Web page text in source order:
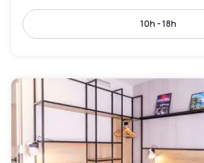
10h - 18h